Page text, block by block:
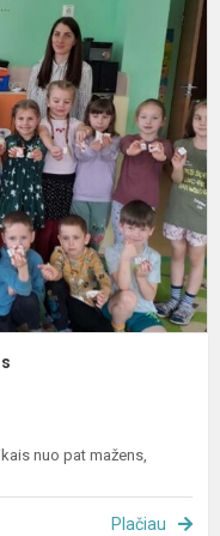
nuo pat mažens,
Plačiau